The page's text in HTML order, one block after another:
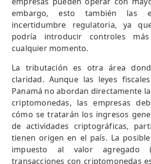
embargo, esto también las
incertidumbre regulatoria, ya
podría introducir controles
cualquier momento.
La tributación es otra área
claridad. Aunque las leyes
Panamá no abordan directamente
criptomonedas, las empresas
cómo se tratarán los ingresos
de actividades criptográficas,
tienen origen en el país. La
impuesto al valor agregado
transacciones con criptomonedas